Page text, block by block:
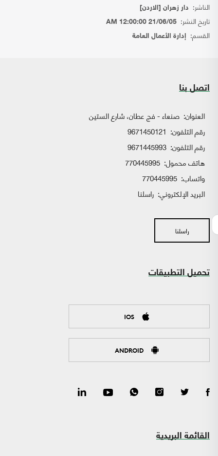
الناشر: دار زهران [الاردن]
تاريخ النشر: 21/06/05 12:00:00 AM
القسم: إدارة الأعمال العامة
اتصل بنا
العنوان: صنعاء - فج عطان، شارع الستين
رقم التلفون: 9671450121
رقم التلفون: 9671445993
هاتف محمول: 770445995
واتساب:
البريد الإلكتروني: راسلنا
راسلنا
تحميل التطبيقات
IOS
ANDROID
القائمة البريدية